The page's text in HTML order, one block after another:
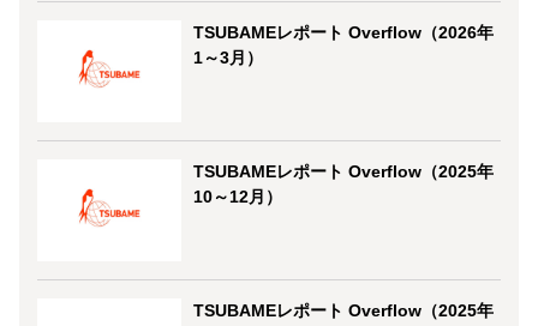
TSUBAMEレポート Overflow（2026年
1～3月）
TSUBAMEレポート Overflow（2025年
10～12月）
TSUBAMEレポート Overflow（2025年